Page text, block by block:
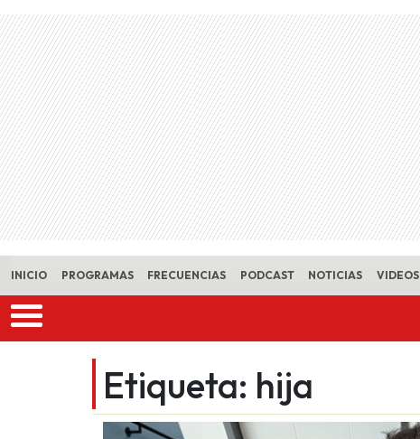
Skip to main content
INICIO PROGRAMAS FRECUENCIAS PODCAST NOTICIAS VIDEOS
Etiqueta: hija